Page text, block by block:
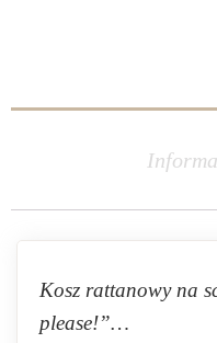
Kosz rattanowy na
please!”…